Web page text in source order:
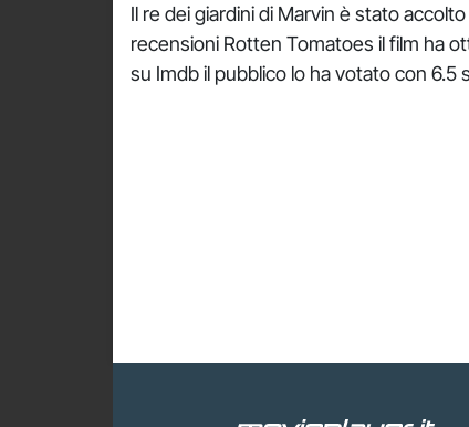
Il re dei giardini di Marvin è stato
recensioni Rotten Tomatoes il film ha
su Imdb il pubblico lo ha votato con 6.5